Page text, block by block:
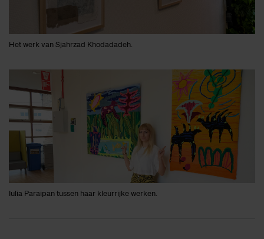
Het werk van Sjahrzad Khodadadeh.
Iulia Paraipan tussen haar kleurrijke werken.